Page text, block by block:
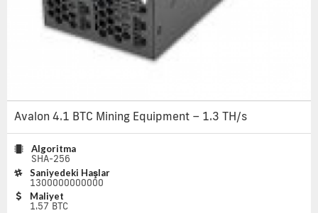
Avalon 4.1 BTC Mining Equipment – 1.3 TH/s
Algoritma
SHA-256
Saniyedeki Haşlar
1300000000000
Maliyet
1.57 BTC